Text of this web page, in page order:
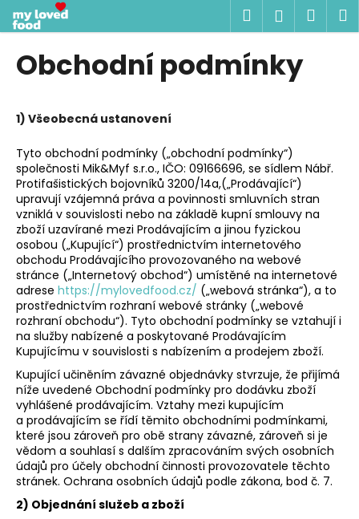
na
obsah
Hledat
Obchodní podmínky
1) Všeobecná ustanovení
Tyto obchodní podmínky („obchodní podmínky“)
společnosti Mik&Myf s.r.o., IČO: 09166696, se sídlem Nábř.
Protifašistických bojovníků 3200/14a,(„Prodávající“)
upravují vzájemná práva a povinnosti smluvních stran
vzniklá v souvislosti nebo na základě kupní smlouvy na
zboží uzavírané mezi Prodávajícím a jinou fyzickou
osobou („Kupující“) prostřednictvím internetového
obchodu Prodávajícího provozovaného na webové
stránce („Internetový obchod“) umístěné na internetové
adrese https://mylovedfood.cz/ („webová stránka“), a to
prostřednictvím rozhraní webové stránky („webové
rozhraní obchodu“). Tyto obchodní podmínky se vztahují i
na služby nabízené a poskytované Prodávajícím
Kupujícímu v souvislosti s nabízením a prodejem zboží.
Kupující učiněním závazné objednávky stvrzuje, že přijímá
níže uvedené Obchodní podmínky pro dodávku zboží
vyhlášené prodávajícím. Vztahy mezi kupujícím
a prodávajícím se řídí těmito obchodními podmínkami,
které jsou zároveň pro obě strany závazné, zároveň si je
vědom a souhlasí s dalším zpracováním svých osobních
údajů pro účely obchodní činnosti provozovatele těchto
stránek. Ochrana osobních údajů podle zákona, bod č. 7.
2) Objednání služeb a zboží
o
o
p
o
t
ř
e
b
u
j
e
t
e
n
a
j
í
t
?